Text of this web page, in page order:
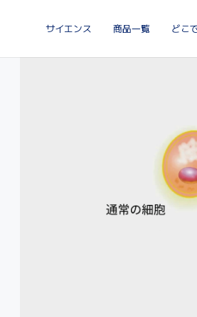
サイエンス 商品一覧 どこ